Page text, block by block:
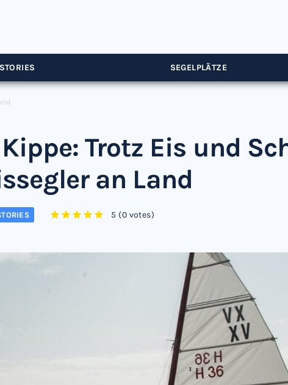
SEGELPLÄTZE
Trotz Eis und
an Land
5 (0 votes)